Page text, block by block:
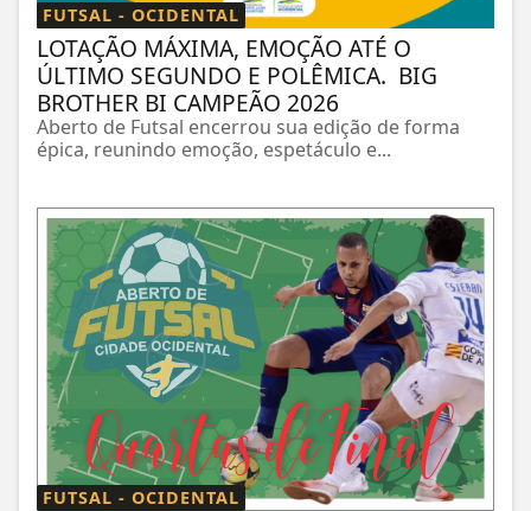
FUTSAL - OCIDENTAL
LOTAÇÃO MÁXIMA, EMOÇÃO ATÉ O
ÚLTIMO SEGUNDO E POLÊMICA. BIG
BROTHER BI CAMPEÃO 2026
Aberto de Futsal encerrou sua edição de forma
épica, reunindo emoção, espetáculo e...
FUTSAL - OCIDENTAL